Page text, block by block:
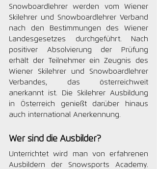
Snowboardlehrer werden vom Wiener
Skilehrer und Snowboardlehrer Verband
nach den Bestimmungen des Wiener
Landesgesetzes durchgeführt. Nach
positiver Absolvierung der Prüfung
erhält der Teilnehmer ein Zeugnis des
Wiener Skilehrer und Snowboardlehrer
Verbandes, das österreichweit
anerkannt ist. Die Skilehrer Ausbildung
in Österreich genießt darüber hinaus
auch international Anerkennung.
Wer sind die Ausbilder?
Unterrichtet wird man von erfahrenen
Ausbildern der Snowsports Academy.